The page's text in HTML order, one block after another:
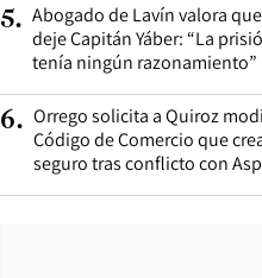
5. Abogado de Lavín valora
deje Capitán Yáber: “La
tenía ningún razonamiento”
6. Orrego solicita a Quiroz
Código de Comercio que
seguro tras conflicto con